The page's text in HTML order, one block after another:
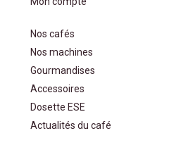
Nos cafés
Nos machines
Gourmandises
Accessoires
Dosette ESE
Actualités du café